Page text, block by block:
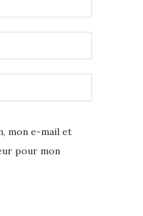
mon e-mail et
pour mon